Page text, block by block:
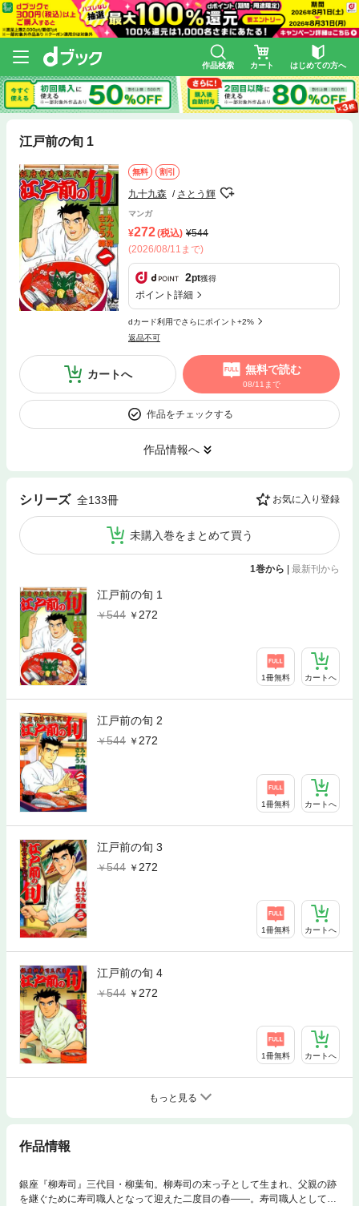
作品検索 カート はじめての方へ
江戸前の旬 1
無料 割引
九十九森 さとう輝
マンガ
272(税込)
544
(2026/08/11まで)
2pt獲得
ポイント詳細
dカード利用でさらにポイント+2%
返品不可
カートへ 無料で読む
08/11まで
作品をチェックする
作品情報へ
シリーズ 全133冊 お気に入り登録
未購入巻をまとめて買う
1巻から 最新刊から
江戸前の旬 1
544
272
1冊無料 カートへ
江戸前の旬 2
544
272
1冊無料 カートへ
江戸前の旬 3
544
272
1冊無料 カートへ
江戸前の旬 4
544
272
1冊無料 カートへ
もっと見る
作品情報
銀座『柳寿司』三代目・柳葉旬。柳寿司の末っ子として生まれ、父親の跡
を継ぐために寿司職人となって迎えた二度目の春――。寿司職人として大